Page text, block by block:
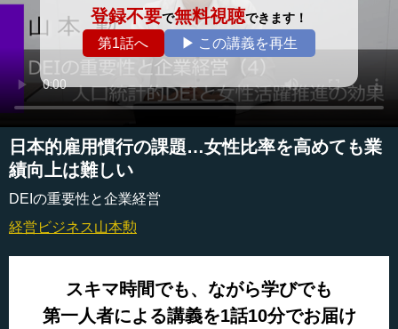
登録不要で無料視聴できます！
第1話へ ▶ この講義を再生
日本的雇用慣行の課題…女性比率を高めても業
績向上は難しい
DEIの重要性と企業経営
経営ビジネス山本勲
スキマ時間でも、ながら学びでも
第一人者による講義を1話10分でお届け